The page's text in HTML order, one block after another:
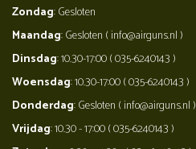
Zondag: Gesloten
Maandag: Gesloten ( info@airguns.nl )
Dinsdag: 10.30-17:00 ( 035-6240143 )
Woensdag: 10.30-17:00 ( 035-6240143 )
Donderdag: Gesloten ( info@airguns.nl )
Vrijdag: 10.30 - 17:00 ( 035-6240143 )